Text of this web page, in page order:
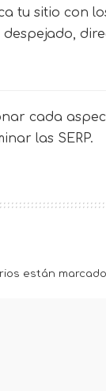
tu sitio con
cada
las SERP.
están